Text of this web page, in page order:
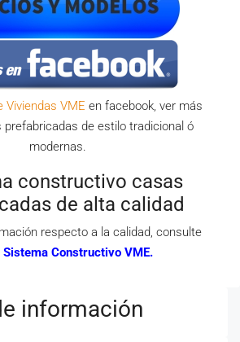
Viviendas VME en facebook, ver más
de estilo tradicional ó
modernas.
constructivo casas
de alta calidad
respecto a la calidad, consulte
Sistema Constructivo VME.
información